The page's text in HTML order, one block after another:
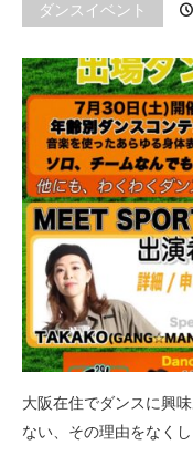
ダンスイベント
大阪在住でダンスに興
ない、その理由をなく